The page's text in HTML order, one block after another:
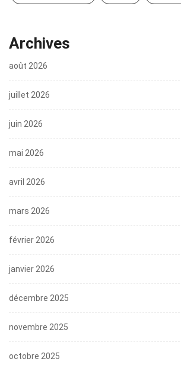
Archives
août 2026
juillet 2026
juin 2026
mai 2026
avril 2026
mars 2026
février 2026
janvier 2026
décembre 2025
novembre 2025
octobre 2025